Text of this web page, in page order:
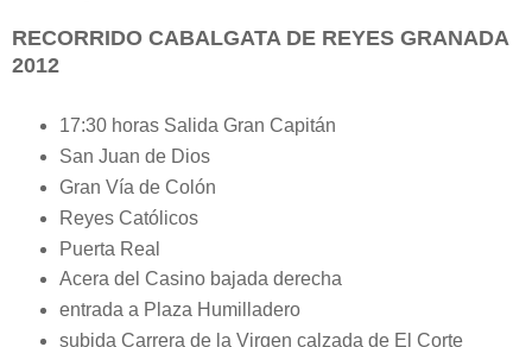
RECORRIDO CABALGATA DE REYES GRANADA
2012
17:30 horas Salida Gran Capitán
San Juan de Dios
Gran Vía de Colón
Reyes Católicos
Puerta Real
Acera del Casino bajada derecha
entrada a Plaza Humilladero
subida Carrera de la Virgen calzada de El Corte